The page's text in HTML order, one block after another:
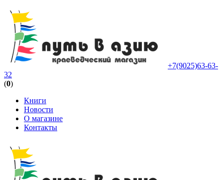
+7(9025)63-63-
32
(0)
Книги
Новости
О магазине
Контакты